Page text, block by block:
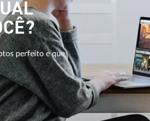
perfeito e que